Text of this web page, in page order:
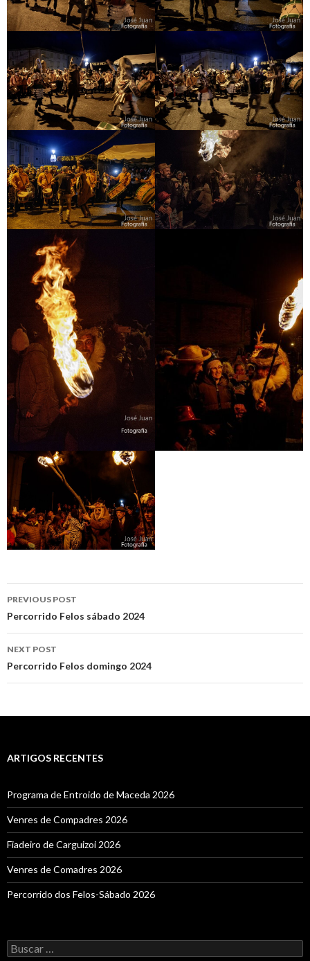
navigation
PREVIOUS POST
Percorrido Felos sábado 2024
NEXT POST
Percorrido Felos domingo 2024
ARTIGOS RECENTES
Programa de Entroido de Maceda 2026
Venres de Compadres 2026
Fiadeiro de Carguizoi 2026
Venres de Comadres 2026
Percorrido dos Felos-Sábado 2026
Buscar: